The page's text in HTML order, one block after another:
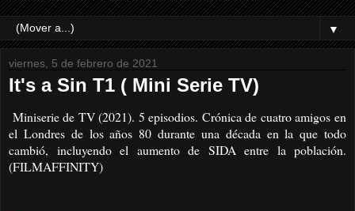
▼
viernes, 5 de febrero de 2021
It's a Sin T1 ( Mini Serie TV)
Miniserie de TV (2021). 5 episodios. Crónica de cuatro amigos en
el Londres de los años 80 durante una década en la que todo
cambió, incluyendo el aumento de SIDA entre la población.
(FILMAFFINITY)